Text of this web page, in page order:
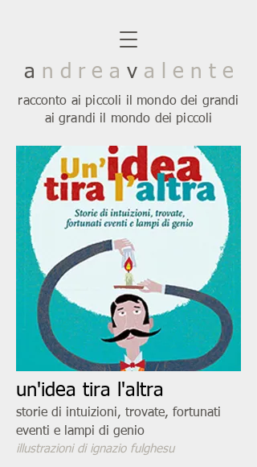
a n d r e a va l e n t e
racconto ai piccoli il mondo dei grandi
ai grandi il mondo dei piccoli
un'idea tira l'altra
storie di intuizioni, trovate, fortunati
eventi e lampi di genio
illustrazioni di ignazio fulghesu